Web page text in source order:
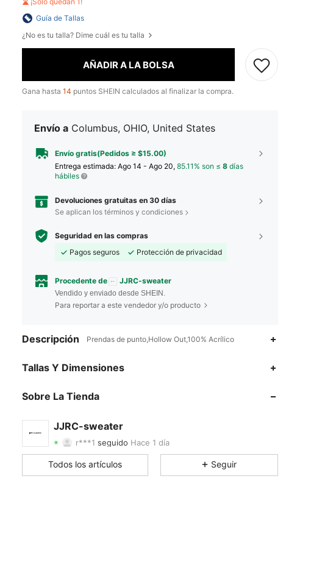
Guía de Tallas
¿No es tu talla? Dime cuál es tu talla
AÑADIR A LA BOLSA
Gana hasta 14 puntos SHEIN calculados al finalizar la compra.
Envío a Columbus, OHIO, United States
Envío gratis(Pedidos ≥ $15.00)
Entrega estimada: Ago 14 - Ago 20, 85.11% son ≤ 8 días
hábiles
Devoluciones gratuitas en 30 días
Se aplican los términos y condiciones
Seguridad en las compras
Pagos seguros
Protección de privacidad
Procedente de JJRC-sweater
Vendido y enviado desde SHEIN.
Para reportar a este vendedor y/o producto
Descripción Prendas de punto,Hollow Out,100% Acrílico
Tallas Y Dimensiones
Sobre La Tienda
JJRC-sweater
4.73
4.73
4.73 Calificación 92Artículos
4.73 92 2.8K
Todos los artículos Seguir